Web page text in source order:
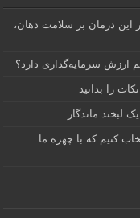
این درمان بر سلامت دهان،
ارزش سرمایه‌گذاری دارد؟
را بدانید
لبخند ماندگار
کنیم که با چهره ما